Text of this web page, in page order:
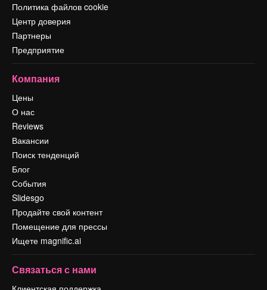
Политика файлов cookie
Центр доверия
Партнеры
Предприятие
Компания
Цены
О нас
Reviews
Вакансии
Поиск тенденций
Блог
События
Slidesgo
Продайте свой контент
Помещение для прессы
Ищете magnific.ai
Связаться с нами